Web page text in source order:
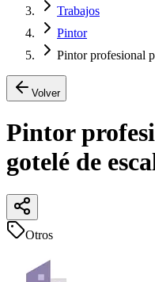
Trabajos
Pintor
Pintor profesional
Volver
Pintor
gotelé de
Otros